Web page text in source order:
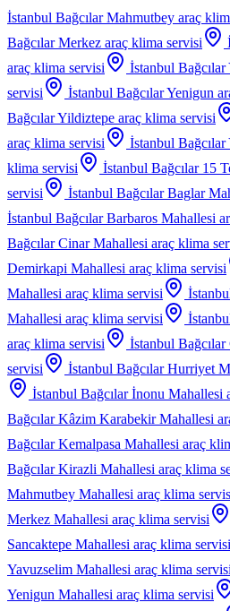
İstanbul Bağcılar Mahmutbey araç
Bağcılar Merkez araç klima servisi
araç klima servisi
İstanbul
servisi
İstanbul Bağcılar Yenigun
Bağcılar Yildiztepe araç klima servisi
araç klima servisi
İstanbul
klima servisi
İstanbul Bağcılar 15
servisi
İstanbul Bağcılar Baglar
İstanbul Bağcılar Barbaros Mahallesi
Bağcılar Cinar Mahallesi araç klima
Demirkapi Mahallesi araç klima servisi
Mahallesi araç klima servisi
Mahallesi araç klima servisi
araç klima servisi
İstanbul
servisi
İstanbul Bağcılar Hurriyet
İstanbul Bağcılar İnonu Mahallesi
Bağcılar Kâzim Karabekir Mahallesi
Bağcılar Kemalpasa Mahallesi araç
Bağcılar Kirazli Mahallesi araç klima
Mahmutbey Mahallesi araç klima
Merkez Mahallesi araç klima servisi
Sancaktepe Mahallesi araç klima servisi
Yavuzselim Mahallesi araç klima servisi
Yenigun Mahallesi araç klima servisi